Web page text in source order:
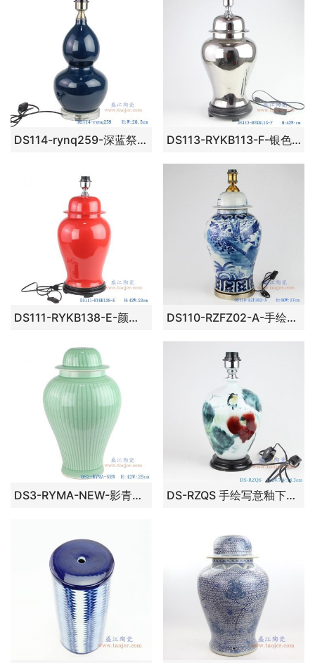
DS114-rynq259-深蓝祭蓝颜色釉陶瓷葫芦灯具 DS113-RYKB113-F-银色镀银陶瓷将军罐灯具
DS111-RYKB138-E-颜色釉酒红色陶瓷将军罐灯具 DS110-RZFZ02-A-手绘青花花鸟陶瓷将军罐灯具
DS3-RYMA-NEW-影青雕刻条纹陶瓷将军罐灯具 DS-RZQS 手绘写意釉下彩荷花花鸟 陶瓷台灯